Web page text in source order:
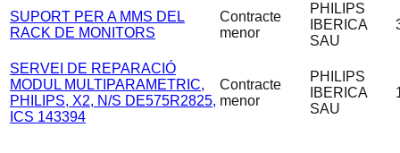
SUPORT PER A MMS DEL
RACK DE MONITORS
Contracte
menor
PHILIPS
IBERICA
SAU
SERVEI DE REPARACIÓ
MODUL MULTIPARAMETRIC,
PHILIPS, X2, N/S DE575R2825,
ICS 143394
Contracte
menor
PHILIPS
IBERICA
SAU